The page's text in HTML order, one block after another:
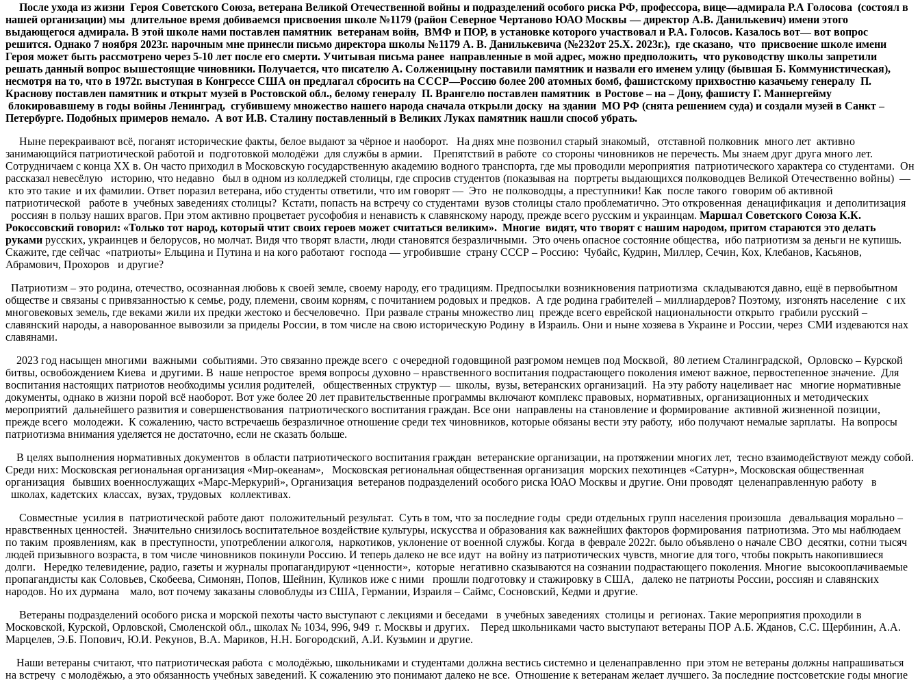
После ухода из жизни Героя Советского Союза, ветерана Великой Отечественной войны и подразделений особого риска РФ, профессора, вице—адмирала Р.А Голосова (состоял в
нашей организации) мы длительное время добиваемся присвоения школе №1179 (район Северное Чертаново ЮАО Москвы — директор А.В. Данилькевич) имени этого
выдающегося адмирала. В этой школе нами поставлен памятник ветеранам войн, ВМФ и ПОР, в установке которого участвовал и Р.А. Голосов. Казалось вот—вот вопрос
решится. Однако 7 ноября 2023г. нарочным мне принесли письмо директора школы №1179 А. В. Данилькевича (№232от 25.Х. 2023г.), где сказано, что присвоение школе имени
Героя может быть рассмотрено через 5-10 лет после его смерти. Учитывая письма ранее направленные в мой адрес, можно предположить, что руководству школы запретили
решать данный вопрос вышестоящие чиновники. Получается, что писателю А. Солженицыну поставили памятник и назвали его именем улицу (бывшая Б. Коммунистическая),
несмотря на то, что в 1972г. выступая в Конгрессе США он предлагал сбросить на СССР—Россию более 200 атомных бомб, фашистскому прихвостню казачьему генералу П.
Краснову поставлен памятник и открыт музей в Ростовской обл., белому генералу П. Врангелю поставлен памятник в Ростове – на – Дону, фашисту Г. Маннергейму
блокировавшему в годы войны Ленинград, сгубившему множество нашего народа сначала открыли доску на здании МО РФ (снята решением суда) и создали музей в Санкт –
Петербурге. Подобных примеров немало. А вот И.В. Сталину поставленный в Великих Луках памятник нашли способ убрать.
Ныне перекраивают всё, поганят исторические факты, белое выдают за чёрное и наоборот. На днях мне позвонил старый знакомый, отставной полковник много лет активно
занимающийся патриотической работой и подготовкой молодёжи для службы в армии. Препятствий в работе со стороны чиновников не перечесть. Мы знаем друг друга много лет.
Сотрудничаем с конца ХХ в. Он часто приходил в Московскую государственную академию водного транспорта, где мы проводили мероприятия патриотического характера со студентами. Он
рассказал невесёлую историю, что недавно был в одном из колледжей столицы, где спросив студентов (показывая на портреты выдающихся полководцев Великой Отечественно войны) —
кто это такие и их фамилии. Ответ поразил ветерана, ибо студенты ответили, что им говорят — Это не полководцы, а преступники! Как после такого говорим об активной
патриотической работе в учебных заведениях столицы? Кстати, попасть на встречу со студентами вузов столицы стало проблематично. Это откровенная денацификация и деполитизация
россиян в пользу наших врагов. При этом активно процветает русофобия и ненависть к славянскому народу, прежде всего русским и украинцам. Маршал Советского Союза К.К.
Рокоссовский говорил: «Только тот народ, который чтит своих героев может считаться великим». Многие видят, что творят с нашим народом, притом стараются это делать
руками русских, украинцев и белорусов, но молчат. Видя что творят власти, люди становятся безразличными. Это очень опасное состояние общества, ибо патриотизм за деньги не купишь.
Скажите, где сейчас «патриоты» Ельцина и Путина и на кого работают господа — угробившие страну СССР – Россию: Чубайс, Кудрин, Миллер, Сечин, Кох, Клебанов, Касьянов,
Абрамович, Прохоров и другие?
Патриотизм – это родина, отечество, осознанная любовь к своей земле, своему народу, его традициям. Предпосылки возникновения патриотизма складываются давно, ещё в первобытном
обществе и связаны с привязанностью к семье, роду, племени, своим корням, с почитанием родовых и предков. А где родина грабителей – миллиардеров? Поэтому, изгонять население с их
многовековых земель, где веками жили их предки жестоко и бесчеловечно. При развале страны множество лиц прежде всего еврейской национальности открыто грабили русский –
славянский народы, а наворованное вывозили за приделы России, в том числе на свою историческую Родину в Израиль. Они и ныне хозяева в Украине и России, через СМИ издеваются нах
славянами.
2023 год насыщен многими важными событиями. Это связанно прежде всего с очередной годовщиной разгромом немцев под Москвой, 80 летием Сталинградской, Орловско – Курской
битвы, освобождением Киева и другими. В наше непростое время вопросы духовно – нравственного воспитания подрастающего поколения имеют важное, первостепенное значение. Для
воспитания настоящих патриотов необходимы усилия родителей, общественных структур — школы, вузы, ветеранских организаций. На эту работу нацеливает нас многие нормативные
документы, однако в жизни порой всё наоборот. Вот уже более 20 лет правительственные программы включают комплекс правовых, нормативных, организационных и методических
мероприятий дальнейшего развития и совершенствования патриотического воспитания граждан. Все они направлены на становление и формирование активной жизненной позиции,
прежде всего молодежи. К сожалению, часто встречаешь безразличное отношение среди тех чиновников, которые обязаны вести эту работу, ибо получают немалые зарплаты. На вопросы
патриотизма внимания уделяется не достаточно, если не сказать больше.
В целях выполнения нормативных документов в области патриотического воспитания граждан ветеранские организации, на протяжении многих лет, тесно взаимодействуют между собой.
Среди них: Московская региональная организация «Мир-океанам», Московская региональная общественная организация морских пехотинцев «Сатурн», Московская общественная
организация бывших военнослужащих «Марс-Меркурий», Организация ветеранов подразделений особого риска ЮАО Москвы и другие. Они проводят целенаправленную работу в
школах, кадетских классах, вузах, трудовых коллективах.
Совместные усилия в патриотической работе дают положительный результат. Суть в том, что за последние годы среди отдельных групп населения произошла девальвация морально –
нравственных ценностей. Значительно снизилось воспитательное воздействие культуры, искусства и образования как важнейших факторов формирования патриотизма. Это мы наблюдаем
по таким проявлениям, как в преступности, употреблении алкоголя, наркотиков, уклонение от военной службы. Когда в феврале 2022г. было объявлено о начале СВО десятки, сотни тысяч
людей призывного возраста, в том числе чиновников покинули Россию. И теперь далеко не все идут на войну из патриотических чувств, многие для того, чтобы покрыть накопившиеся
долги. Нередко телевидение, радио, газеты и журналы пропагандируют «ценности», которые негативно сказываются на сознании подрастающего поколения. Многие высокооплачиваемые
пропагандисты как Соловьев, Скобеева, Симонян, Попов, Шейнин, Куликов иже с ними прошли подготовку и стажировку в США, далеко не патриоты России, россиян и славянских
народов. Но их дурмана мало, вот почему заказаны словоблуды из США, Германии, Израиля – Саймс, Сосновский, Кедми и другие.
Ветераны подразделений особого риска и морской пехоты часто выступают с лекциями и беседами в учебных заведениях столицы и регионах. Такие мероприятия проходили в
Московской, Курской, Орловской, Смоленской обл., школах № 1034, 996, 949 г. Москвы и других. Перед школьниками часто выступают ветераны ПОР А.Б. Жданов, С.С. Щербинин, А.А.
Марцелев, Э.Б. Попович, Ю.И. Рекунов, В.А. Мариков, Н.Н. Богородский, А.И. Кузьмин и другие.
Наши ветераны считают, что патриотическая работа с молодёжью, школьниками и студентами должна вестись системно и целенаправленно при этом не ветераны должны напрашиваться
на встречу с молодёжью, а это обязанность учебных заведений. К сожалению это понимают далеко не все. Отношение к ветеранам желает лучшего. За последние постсоветские годы многие